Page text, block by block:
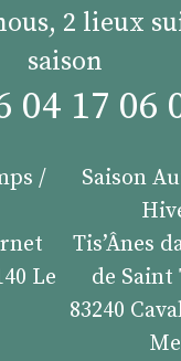
2 lieux
saison
04 17 06
/
Le
Saison
Tis’Ânes
de Saint
83240